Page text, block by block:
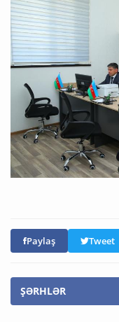
Paylaş Tweet
ŞƏRHLƏR